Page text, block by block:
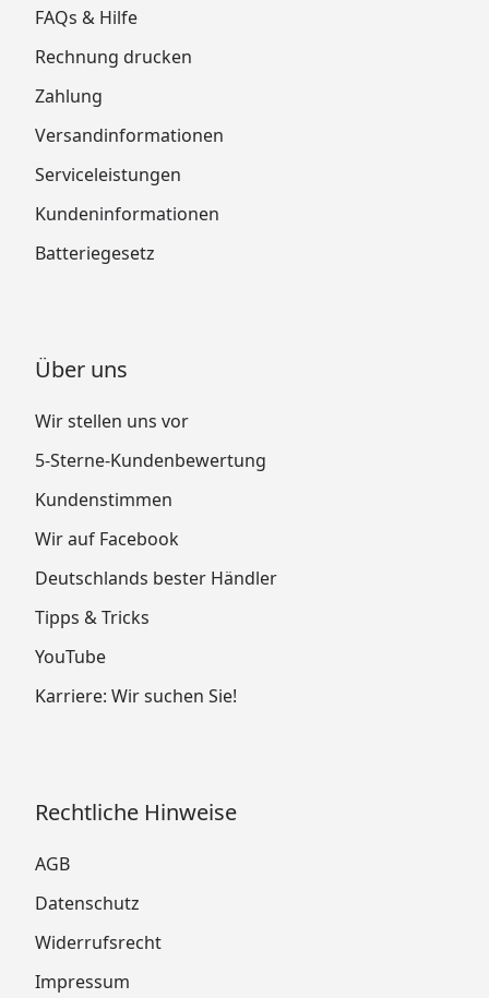
FAQs & Hilfe
Rechnung drucken
Zahlung
Versandinformationen
Serviceleistungen
Kundeninformationen
Batteriegesetz
Über uns
Wir stellen uns vor
5-Sterne-Kundenbewertung
Kundenstimmen
Wir auf Facebook
Deutschlands bester Händler
Tipps & Tricks
YouTube
Karriere: Wir suchen Sie!
Rechtliche Hinweise
AGB
Datenschutz
Widerrufsrecht
Impressum